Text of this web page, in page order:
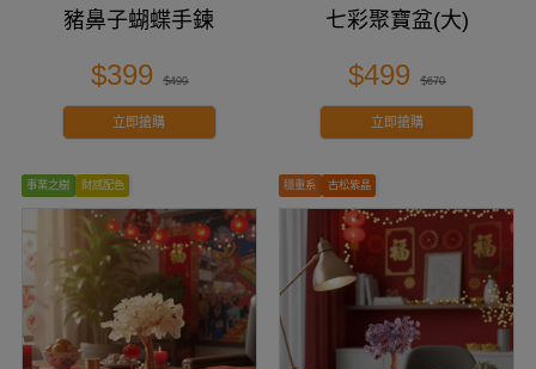
豬鼻子蝴蝶手鍊
$399 $499
立即搶購
七彩聚寶盆(大)
$499 $670
立即搶購
事業之樹 財感配色 穩重系 古松紫晶